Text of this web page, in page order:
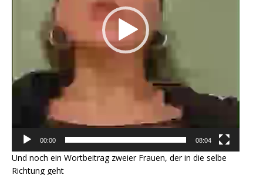
00:00 08:04
Und noch ein Wortbeitrag zweier Frauen, der in die selbe
Richtung geht